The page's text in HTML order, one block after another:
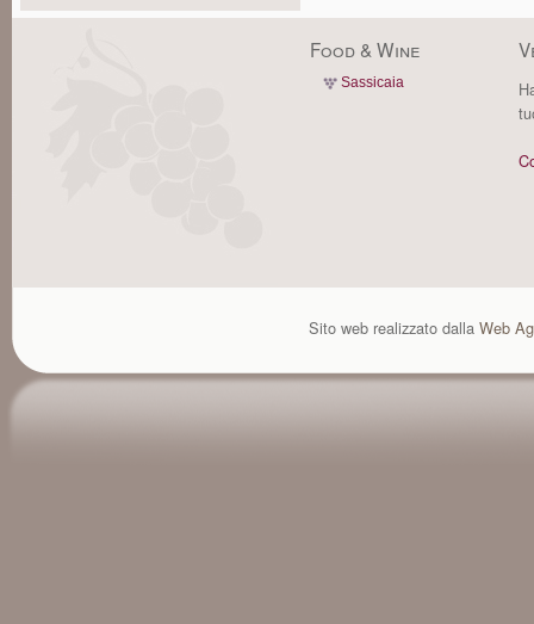
Food & Wine
Sassicaia
Sito web realizzato dalla Web